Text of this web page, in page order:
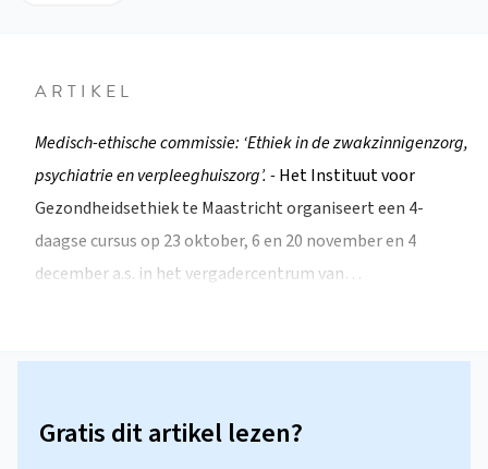
ARTIKEL
Medisch-ethische commissie: ‘Ethiek in de zwakzinnigenzorg,
psychiatrie en verpleeghuiszorg’. -Het Instituut voor
Gezondheidsethiek te Maastricht organiseert een 4-
daagse cursus op 23 oktober, 6 en 20 november en 4
december a.s. in het vergadercentrum van…
Gratis dit artikel lezen?